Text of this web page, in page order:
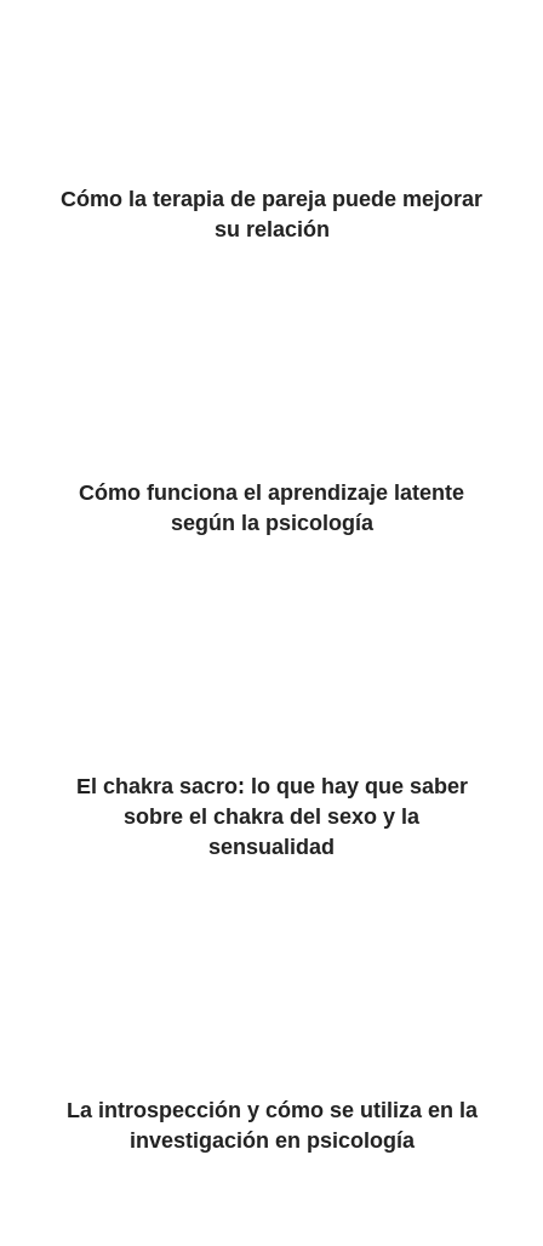
Cómo la terapia de pareja puede mejorar
su relación
Cómo funciona el aprendizaje latente
según la psicología
El chakra sacro: lo que hay que saber
sobre el chakra del sexo y la
sensualidad
La introspección y cómo se utiliza en la
investigación en psicología